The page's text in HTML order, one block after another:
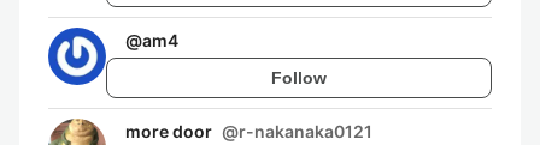
@am4
Follow
more door @r-nakanaka0121